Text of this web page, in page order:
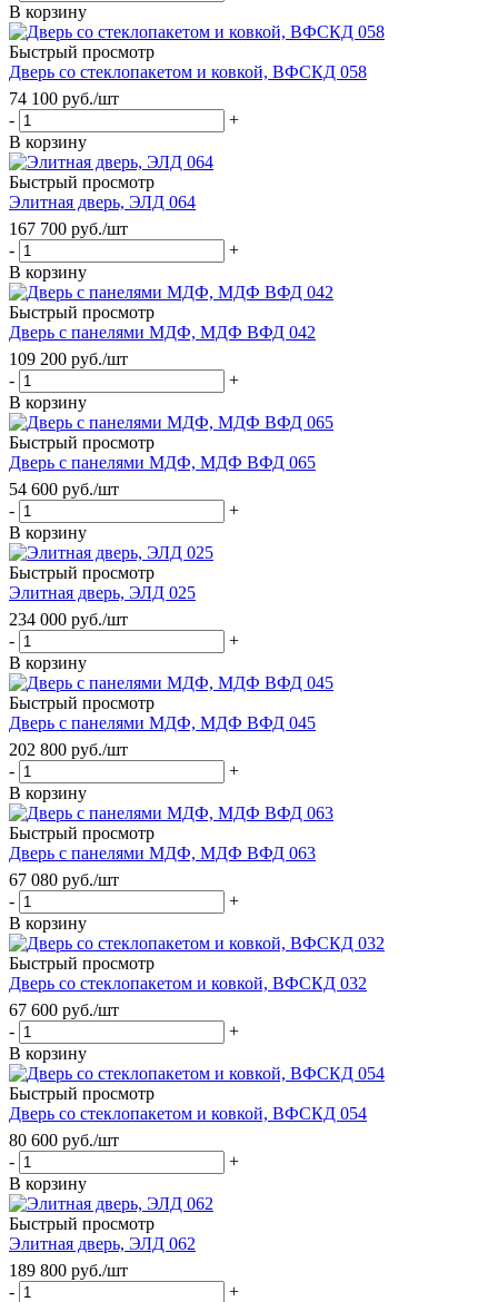
В корзину
Быстрый просмотр
Дверь со стеклопакетом и ковкой, ВФСКД 058
74 100 руб./шт
-
+
В корзину
Быстрый просмотр
Элитная дверь, ЭЛД 064
167 700 руб./шт
-
+
В корзину
Быстрый просмотр
Дверь с панелями МДФ, МДФ ВФД 042
109 200 руб./шт
-
+
В корзину
Быстрый просмотр
Дверь с панелями МДФ, МДФ ВФД 065
54 600 руб./шт
-
+
В корзину
Быстрый просмотр
Элитная дверь, ЭЛД 025
234 000 руб./шт
-
+
В корзину
Быстрый просмотр
Дверь с панелями МДФ, МДФ ВФД 045
202 800 руб./шт
-
+
В корзину
Быстрый просмотр
Дверь с панелями МДФ, МДФ ВФД 063
67 080 руб./шт
-
+
В корзину
Быстрый просмотр
Дверь со стеклопакетом и ковкой, ВФСКД 032
67 600 руб./шт
-
+
В корзину
Быстрый просмотр
Дверь со стеклопакетом и ковкой, ВФСКД 054
80 600 руб./шт
-
+
В корзину
Быстрый просмотр
Элитная дверь, ЭЛД 062
189 800 руб./шт
-
+